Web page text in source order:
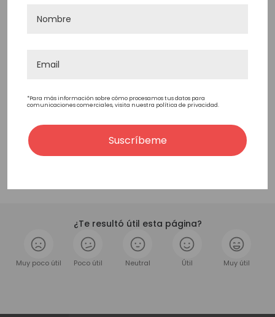
Añadir Al Carrito
¿Te resultó útil esta página?
Muy poco útil Poco útil Neutral Útil Muy útil
*Para más información sobre cómo procesamos tus datos para
comunicaciones comerciales, visita nuestra política de privacidad.
Suscríbeme